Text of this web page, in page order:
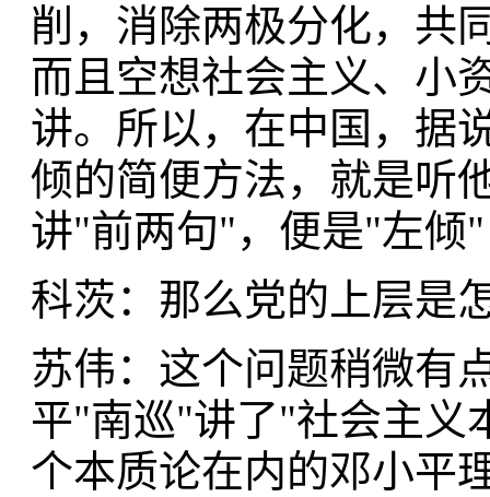
削，消除两极分化，共
而且空想社会主义、小
讲。所以，在中国，据
倾的简便方法，就是听
讲"前两句"，便是"左倾
科茨：那么党的上层是
苏伟：这个问题稍微有
平"南巡"讲了"社会主义
个本质论在内的邓小平